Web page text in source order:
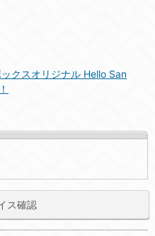
クスオリジナル Hello San
ス確認